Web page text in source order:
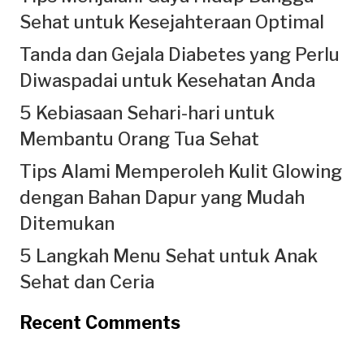
Sehat untuk Kesejahteraan Optimal
Tanda dan Gejala Diabetes yang Perlu
Diwaspadai untuk Kesehatan Anda
5 Kebiasaan Sehari-hari untuk
Membantu Orang Tua Sehat
Tips Alami Memperoleh Kulit Glowing
dengan Bahan Dapur yang Mudah
Ditemukan
5 Langkah Menu Sehat untuk Anak
Sehat dan Ceria
Recent Comments